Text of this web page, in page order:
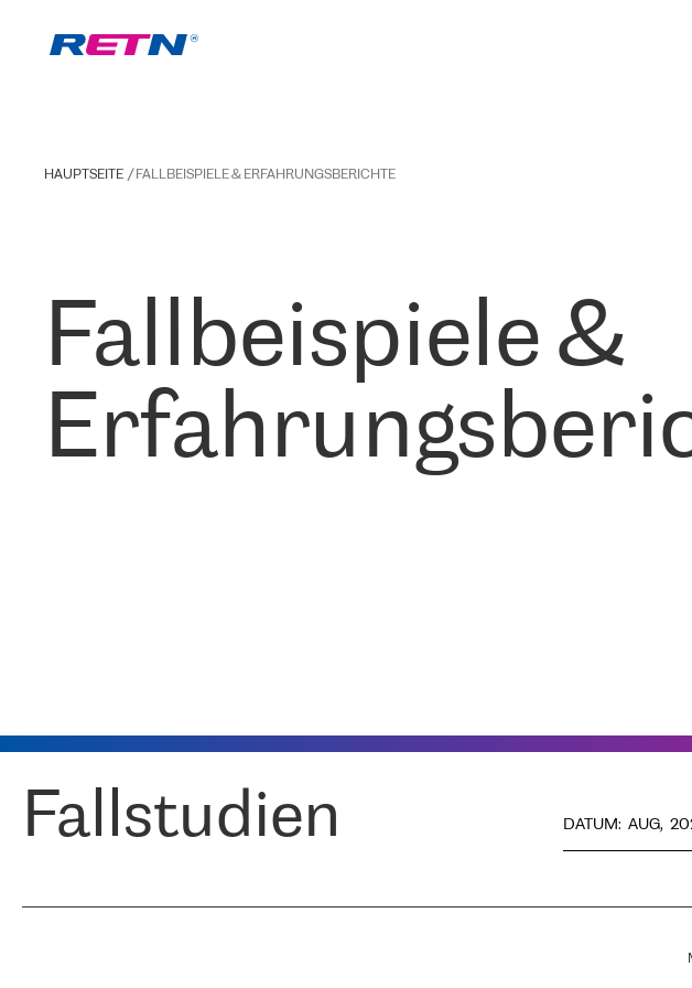
HAUPTSEITE FALLBEISPIELE & ERFAHRUNGSBERICHTE
Fallbeispiele &
Fallstudien DATUM: AUG,